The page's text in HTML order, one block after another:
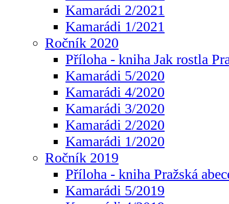
Kamarádi 2/2021
Kamarádi 1/2021
Ročník 2020
Příloha - kniha Jak rostla
Kamarádi 5/2020
Kamarádi 4/2020
Kamarádi 3/2020
Kamarádi 2/2020
Kamarádi 1/2020
Ročník 2019
Příloha - kniha Pražská
Kamarádi 5/2019